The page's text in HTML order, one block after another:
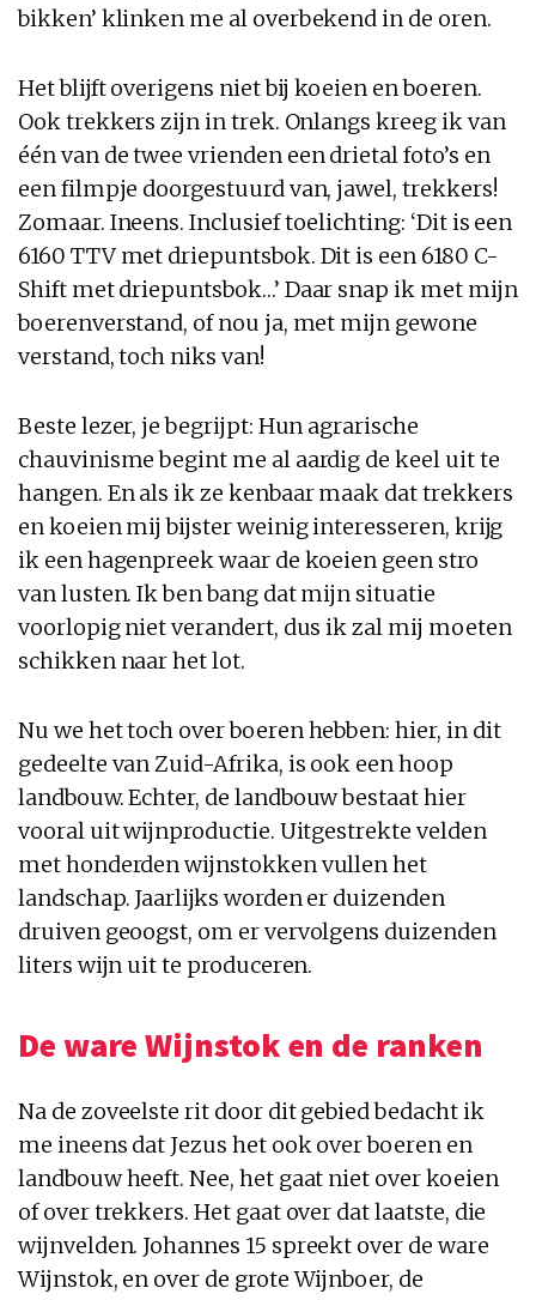
bikken’ klinken me al overbekend in de oren.
Het blijft overigens niet bij koeien en boeren.
Ook trekkers zijn in trek. Onlangs kreeg ik van
één van de twee vrienden een drietal foto’s en
een filmpje doorgestuurd van, jawel, trekkers!
Zomaar. Ineens. Inclusief toelichting: ‘Dit is een
6160 TTV met driepuntsbok. Dit is een 6180 C-
Shift met driepuntsbok…’ Daar snap ik met mijn
boerenverstand, of nou ja, met mijn gewone
verstand, toch niks van!
Beste lezer, je begrijpt: Hun agrarische
chauvinisme begint me al aardig de keel uit te
hangen. En als ik ze kenbaar maak dat trekkers
en koeien mij bijster weinig interesseren, krijg
ik een hagenpreek waar de koeien geen stro
van lusten. Ik ben bang dat mijn situatie
voorlopig niet verandert, dus ik zal mij moeten
schikken naar het lot.
Nu we het toch over boeren hebben: hier, in dit
gedeelte van Zuid-Afrika, is ook een hoop
landbouw. Echter, de landbouw bestaat hier
vooral uit wijnproductie. Uitgestrekte velden
met honderden wijnstokken vullen het
landschap. Jaarlijks worden er duizenden
druiven geoogst, om er vervolgens duizenden
liters wijn uit te produceren.
De ware Wijnstok en de ranken
Na de zoveelste rit door dit gebied bedacht ik
me ineens dat Jezus het ook over boeren en
landbouw heeft. Nee, het gaat niet over koeien
of over trekkers. Het gaat over dat laatste, die
wijnvelden. Johannes 15 spreekt over de ware
Wijnstok, en over de grote Wijnboer, de